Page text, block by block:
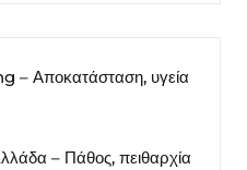
– Αποκατάσταση, υγεία
– Πάθος, πειθαρχία